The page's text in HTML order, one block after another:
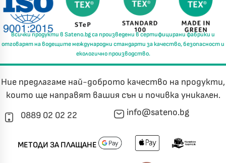
Всички продукти в Sateno.bgса произведени всертифицирани фабрики и
отговарят на водещите международни стандарти закачество, безопасност и
екологично производство.
Ние предлагаме най-доброто качество на продукти,
които ще направят вашия сън и почивка уникален.
0889 02 02 22
info@sateno.bg
МЕТОДИ ЗА ПЛАЩАНЕ